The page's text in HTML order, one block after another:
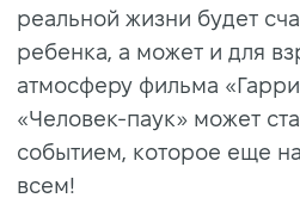
реальной жизни будет
ребенка, а может и для
атмосферу фильма
«Человек-паук» может
событием, которое еще
всем!